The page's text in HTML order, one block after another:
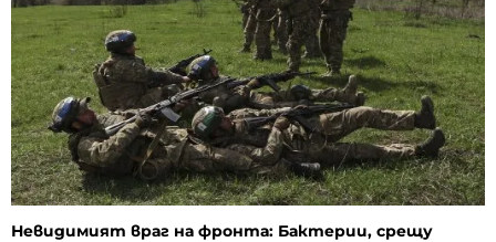
Невидимият враг на фронта: Бактерии, срещу